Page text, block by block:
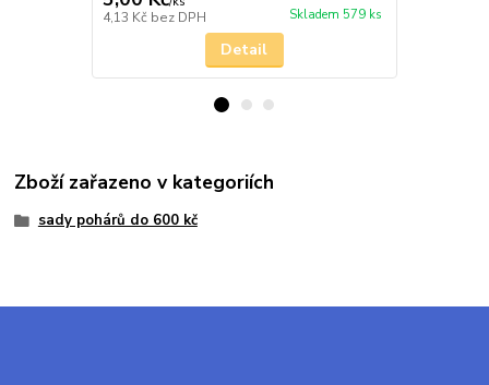
4,13 Kč bez DPH Skladem 579 ks
Detail
Zboží zařazeno v kategoriích
sady pohárů do 600 kč